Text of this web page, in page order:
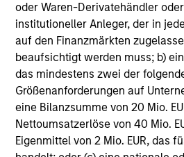
oder Waren-Derivatehändler
institutioneller Anleger, der in
auf den Finanzmärkten
beaufsichtigt werden muss; b)
das mindestens zwei der
Größenanforderungen auf
eine Bilanzsumme von 20 Mio.
Nettoumsatzerlöse von 40 Mio.
Eigenmittel von 2 Mio. EUR, das
DasMorningstar Rating™
für
Variable-Annuity- und Variable-
Renten- und Lebensversicherung),
geschlossene Fonds und separate
seit mindestens drei Jahren
Fonds und offene Investmentfonds
Vergleichszwecken zu einer
Das Rating wird anhand der
Return (MRAR) berechnet, eine
Schwankungen der monatlichen